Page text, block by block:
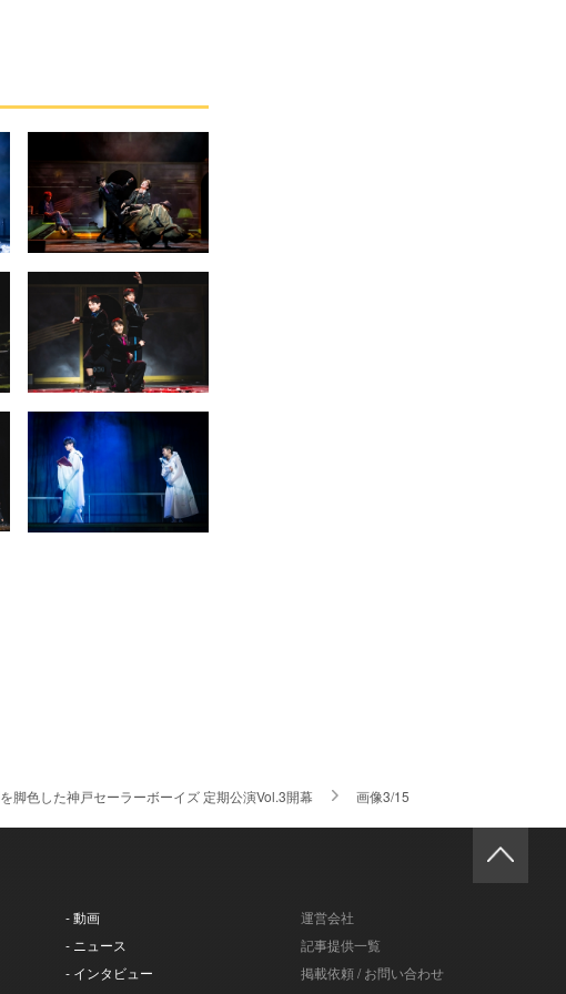
脚色した神戸セーラーボーイズ 定期公演Vol.3開幕
画像3/15
- 動画
- ニュース
- インタビュー
運営会社
記事提供一覧
掲載依頼 / お問い合わせ